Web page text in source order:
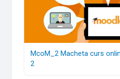
McoM_2 Macheta curs
2